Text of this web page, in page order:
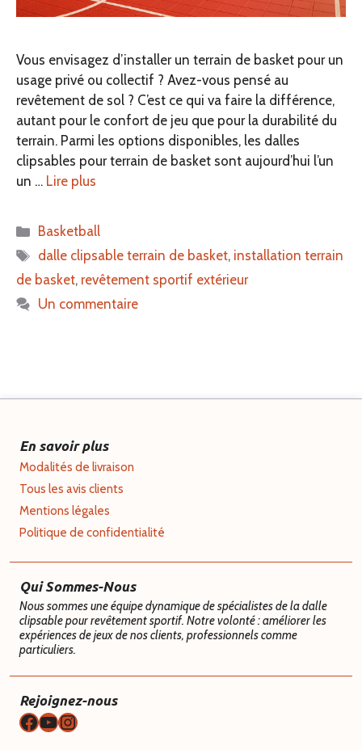
Vous envisagez d’installer un terrain de basket pour un
usage privé ou collectif ? Avez-vous pensé au
revêtement de sol ? C’est ce qui va faire la différence,
autant pour le confort de jeu que pour la durabilité du
terrain. Parmi les options disponibles, les dalles
clipsables pour terrain de basket sont aujourd’hui l’un
un … Lire plus
Catégories
Basketball
Étiquettes
dalle clipsable terrain de basket, installation terrain
de basket, revêtement sportif extérieur
Un commentaire
En savoir plus
Modalités de livraison
Tous les avis clients
Mentions légales
Politique de confidentialité
Qui Sommes-Nous
Nous sommes une équipe dynamique de spécialistes de la dalle
clipsable pour revêtement sportif. Notre volonté : améliorer les
expériences de jeux de nos clients, professionnels comme
particuliers.
Rejoignez-nous
Facebook
YouTube
Instagram